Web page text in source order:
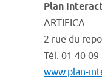
Plan
ARTIFICA
2 rue du
Tél. 01 40 09
www.plan-